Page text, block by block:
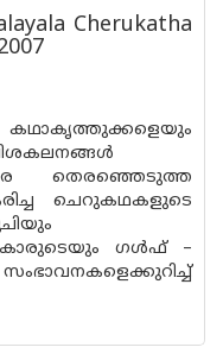
Cherukatha
കഥാകൃത്തുക്കളെയും
തെരഞ്ഞെടുത്ത
ചെറുകഥകളുടെ
ഗൾഫ് –